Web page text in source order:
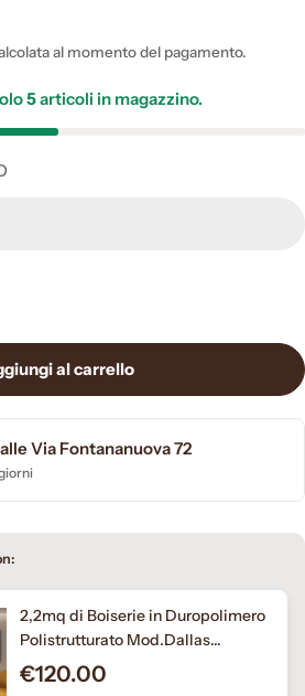
al momento del pagamento.
5articoli in magazzino.
per 96ML battiscopa
la quantità per 96ML
al carrello
Via Fontananuova 72
2,2mq di Boiserie in Duropolimero
Polistrutturato Mod.Dallas
L200xH110 anche scale
€120.00